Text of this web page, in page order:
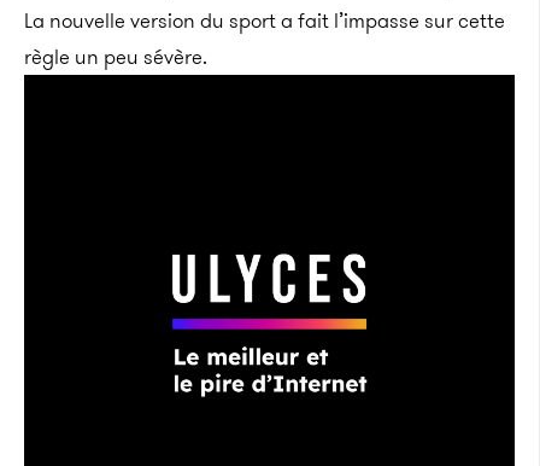
La nouvelle version du sport a fait l’impasse sur cette
règle un peu sévère.